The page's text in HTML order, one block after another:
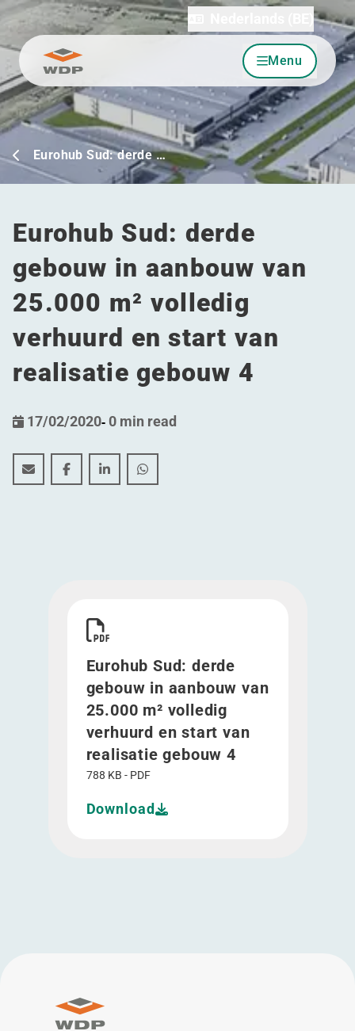
Ga naar inhoud Menu
Eurohub Sud: derde …
Eurohub Sud: derde
gebouw in aanbouw van
25.000 m² volledig
verhuurd en start van
realisatie gebouw 4
17/02/2020- 0 min read
Eurohub Sud: derde gebouw in aanbouw van 25.000
Eurohub Sud: derde gebouw in aanbouw van
Eurohub Sud: derde gebouw in
Eurohub Sud: derde gebouw in
Eurohub Sud: derde
gebouw in aanbouw van
25.000 m² volledig
verhuurd en start van
realisatie gebouw 4
788 KB - PDF
Download